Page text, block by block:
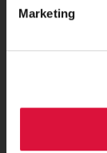
Marketing